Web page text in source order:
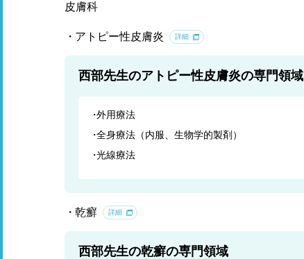
皮膚科
アトピー性皮膚炎 詳細
西部先生のアトピー性皮膚炎の専門領域
外用療法
全身療法（内服、生物学的製剤）
光線療法
乾癬 詳細
西部先生の乾癬の専門領域